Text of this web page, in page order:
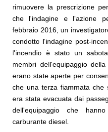
rimuovere la prescrizione
che l'indagine e l'azione
febbraio 2016, un
condotto l'indagine post-
l'incendio è stato un
membri dell'equipaggio
erano state aperte per
che una terza fiammata
era stata evacuata dai
dell'equipaggio che
carburante diesel.